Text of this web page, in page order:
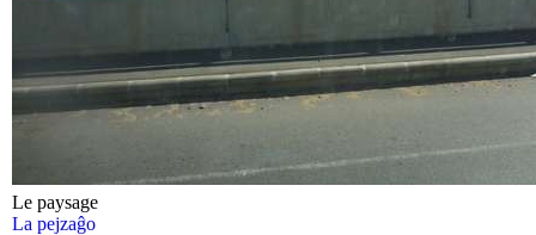
Le paysage
La pejzaĝo